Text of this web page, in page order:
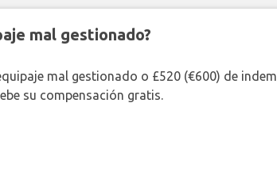
mal gestionado?
mal gestionado o £520 (€600) de
su compensación gratis.